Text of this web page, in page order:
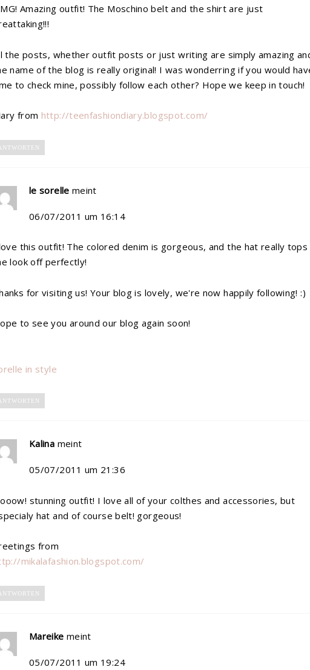
Amazing outfit! The Moschino belt and the shirt are just
the posts, whether outfit posts or just writing are simply amazing
name of the blog is really original! I was wonderring if you would
to check mine, possibly follow each other? Hope we keep in touch!
from http://teenfashiondiary.blogspot.com/
ANTWORTEN
le sorelle meint
06/07/2011 um 16:14
this outfit! The colored denim is gorgeous, and the hat really tops
look off perfectly!
for visiting us! Your blog is lovely, we're now happily following! :)
to see you around our blog again soon!
in style
ANTWORTEN
Kalina meint
05/07/2011 um 21:36
stunning outfit! I love all of your colthes and accessories, but
hat and of course belt! gorgeous!
from
mikalafashion.blogspot.com/
ANTWORTEN
Mareike meint
05/07/2011 um 19:24